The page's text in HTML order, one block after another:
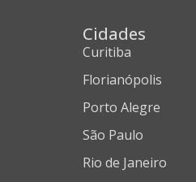
Cidades
Curitiba
Florianópolis
Porto Alegre
São Paulo
Rio de Janeiro